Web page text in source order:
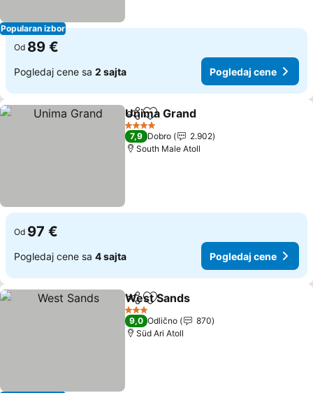
Popularan izbor
Od 89 €
Pogledaj cene sa 2 sajta Pogledaj cene
Deli Dodati u favorite
Unima Grand
4 Zvezdice
7,9 Dobro
2.902
South Male Atoll
Od 97 €
Pogledaj cene sa 4 sajta Pogledaj cene
Deli Dodati u favorite
West Sands
3 Zvezdice
9,0 Odlično
870
Süd Ari Atoll